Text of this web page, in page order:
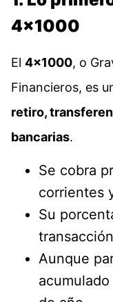
4×1000
El 4×1000, o
Financieros, es
retiro,
bancarias.
Se cobra
corrientes
Su
Aunque